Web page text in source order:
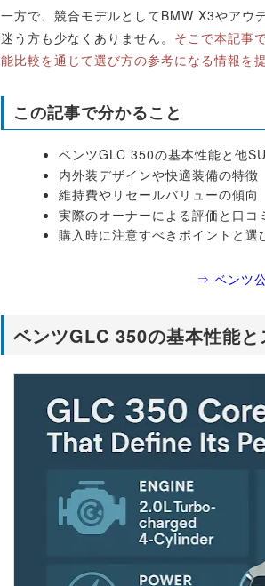
一方で、競合モデルとしてBMW X3やアウ
迷う方も少なくありません。 そこで本記事
能比較を通じて選び方の参考になる情報を
この記事で分かること
ベンツGLC 350の基本性能と他
内外装デザインや快適装備の特徴
維持費やリセールバリューの傾向
実際のオーナーによる評価と口コ
購入時に注意すべきポイントと選
⇒ ベンツ
ベンツGLC 350の基本性能